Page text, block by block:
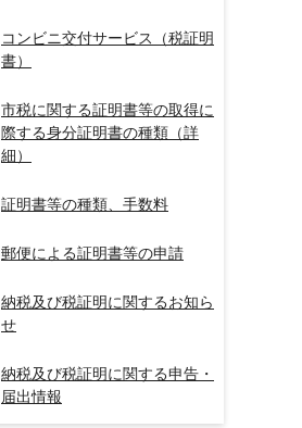
コンビニ交付サービス（税証明
書）
市税に関する証明書等の取得に
際する身分証明書の種類（詳
細）
証明書等の種類、手数料
郵便による証明書等の申請
納税及び税証明に関するお知ら
せ
納税及び税証明に関する申告・
届出情報